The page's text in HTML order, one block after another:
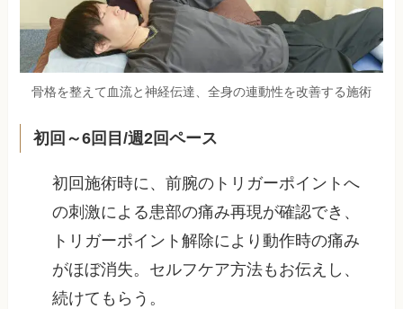
骨格を整えて血流と神経伝達、全身の連動性を改善する施術
初回～6回目/週2回ペース
初回施術時に、前腕のトリガーポイントへ
の刺激による患部の痛み再現が確認でき、
トリガーポイント解除により動作時の痛み
がほぼ消失。セルフケア方法もお伝えし、
続けてもらう。